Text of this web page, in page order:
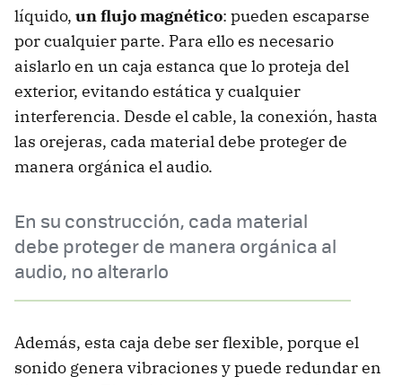
líquido, un flujo magnético: pueden escaparse
por cualquier parte. Para ello es necesario
aislarlo en un caja estanca que lo proteja del
exterior, evitando estática y cualquier
interferencia. Desde el cable, la conexión, hasta
las orejeras, cada material debe proteger de
manera orgánica el audio.
En su construcción, cada material
debe proteger de manera orgánica al
audio, no alterarlo
Además, esta caja debe ser flexible, porque el
sonido genera vibraciones y puede redundar en